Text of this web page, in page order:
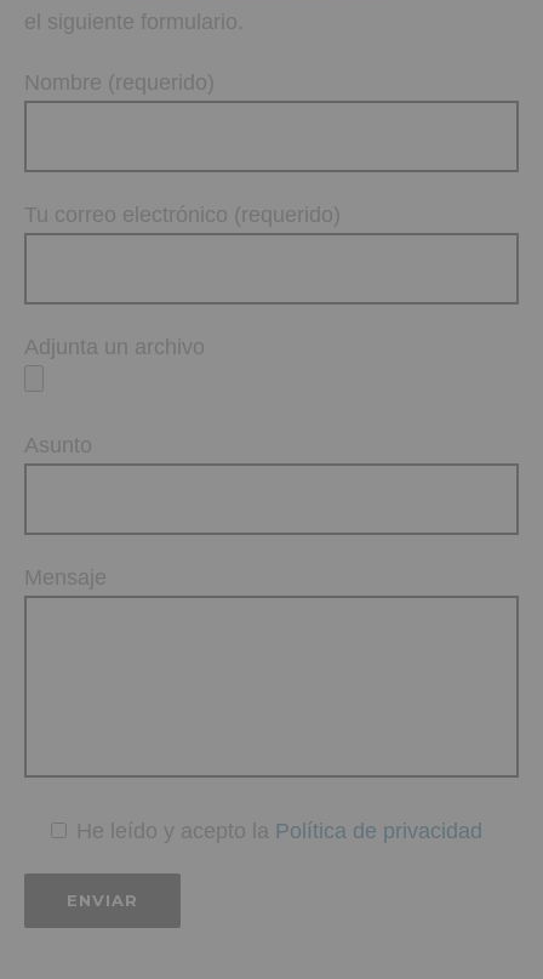
el siguiente formulario.
Nombre (requerido)
Tu correo electrónico (requerido)
Adjunta un archivo
Asunto
Mensaje
He leído y acepto la Política de privacidad